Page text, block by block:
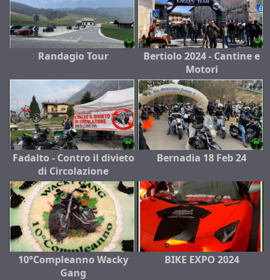
Randagio Tour
Bertiolo 2024 - Cantine e
Motori
Fadalto - Contro il divieto
di Circolazione
Bernadia 18 Feb 24
10°Compleanno Wacky
Gang
BIKE EXPO 2024